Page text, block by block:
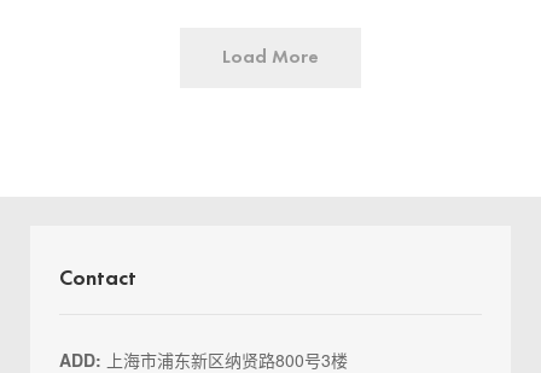
消费品/母婴Load More
Contact
ADD: 上海市浦东新区纳贤路800号3楼